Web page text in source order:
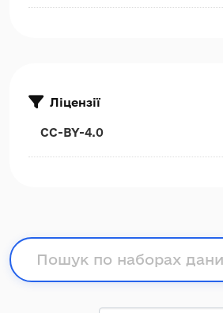
Ліцензії
CC-BY-4.0